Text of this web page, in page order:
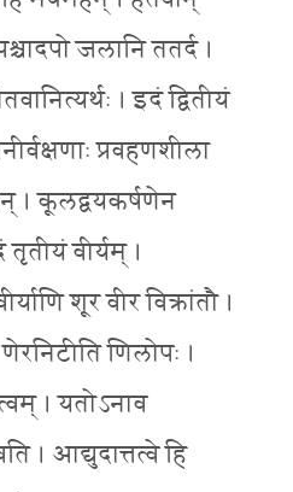
जलानि ततर्द ।
। इदं द्वितीयं
प्रवहणशीला
। कूलद्वयकर्षणेन
तृतीयं वीर्यम् ।
शूर वीर विक्रांतौ ।
णिलोपः ।
। यतोऽनाव
। आद्युदात्तत्वे हि